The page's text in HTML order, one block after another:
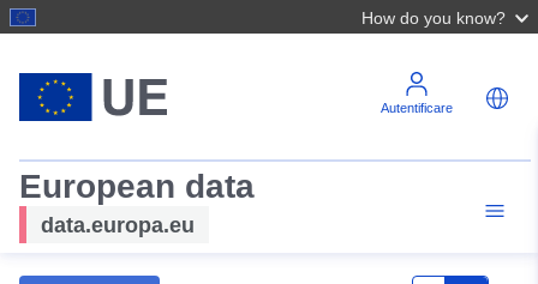
How do you know?
Autentificare
European data
data.europa.eu